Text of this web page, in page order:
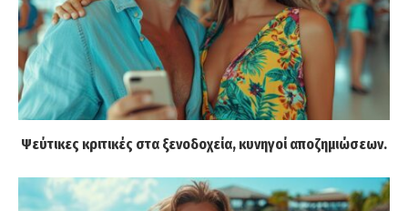
Ψεύτικες κριτικές στα ξενοδοχεία, κυνηγοί αποζημιώσεων.